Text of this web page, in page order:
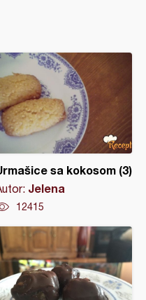
sa kokosom (3)
Jelena
12415